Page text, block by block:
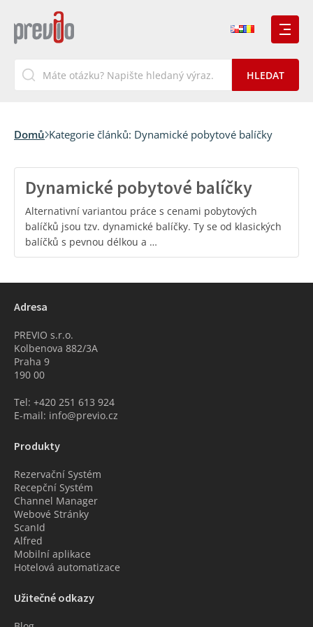
Domů Kategorie článků: Dynamické pobytové balíčky
Dynamické pobytové balíčky
Alternativní variantou práce s cenami pobytových
balíčků jsou tzv. dynamické balíčky. Ty se od klasických
balíčků s pevnou délkou a …
Adresa
PREVIO s.r.o.
Kolbenova 882/3A
Praha 9
190 00
Tel: +420 251 613 924
E-mail: info@previo.cz
Produkty
Rezervační Systém
Recepční Systém
Channel Manager
Webové Stránky
ScanId
Alfred
Mobilní aplikace
Hotelová automatizace
Užitečné odkazy